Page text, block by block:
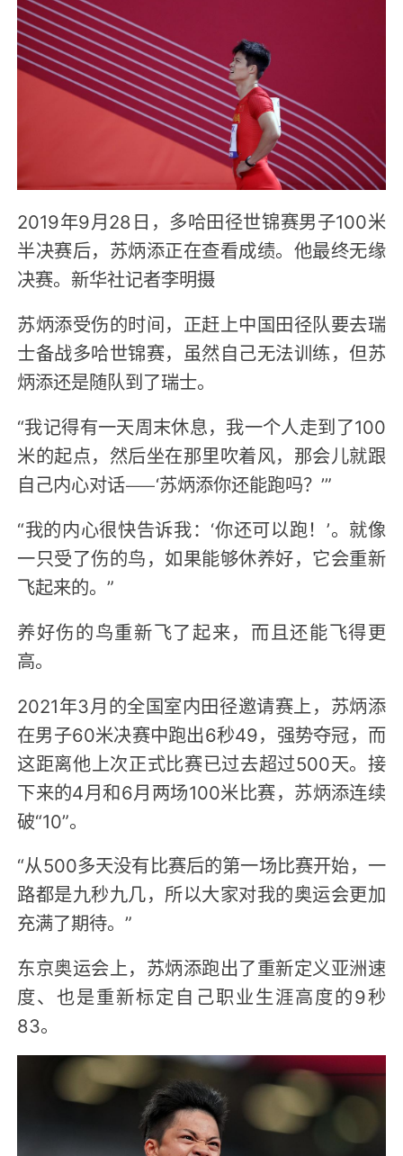
2019年9月28日，多哈田径世锦赛男子100米
半决赛后，苏炳添正在查看成绩。他最终无缘
决赛。新华社记者李明摄
苏炳添受伤的时间，正赶上中国田径队要去瑞
士备战多哈世锦赛，虽然自己无法训练，但苏
炳添还是随队到了瑞士。
“我记得有一天周末休息，我一个人走到了100
米的起点，然后坐在那里吹着风，那会儿就跟
自己内心对话——‘苏炳添你还能跑吗？’”
“我的内心很快告诉我：‘你还可以跑！’。就像
一只受了伤的鸟，如果能够休养好，它会重新
飞起来的。”
养好伤的鸟重新飞了起来，而且还能飞得更
高。
2021年3月的全国室内田径邀请赛上，苏炳添
在男子60米决赛中跑出6秒49，强势夺冠，而
这距离他上次正式比赛已过去超过500天。接
下来的4月和6月两场100米比赛，苏炳添连续
破“10”。
“从500多天没有比赛后的第一场比赛开始，一
路都是九秒九几，所以大家对我的奥运会更加
充满了期待。”
东京奥运会上，苏炳添跑出了重新定义亚洲速
度、也是重新标定自己职业生涯高度的9秒
83。